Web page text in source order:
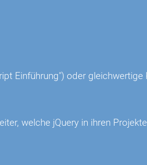
Einführung") oder gleichwertige
welche jQuery in ihren